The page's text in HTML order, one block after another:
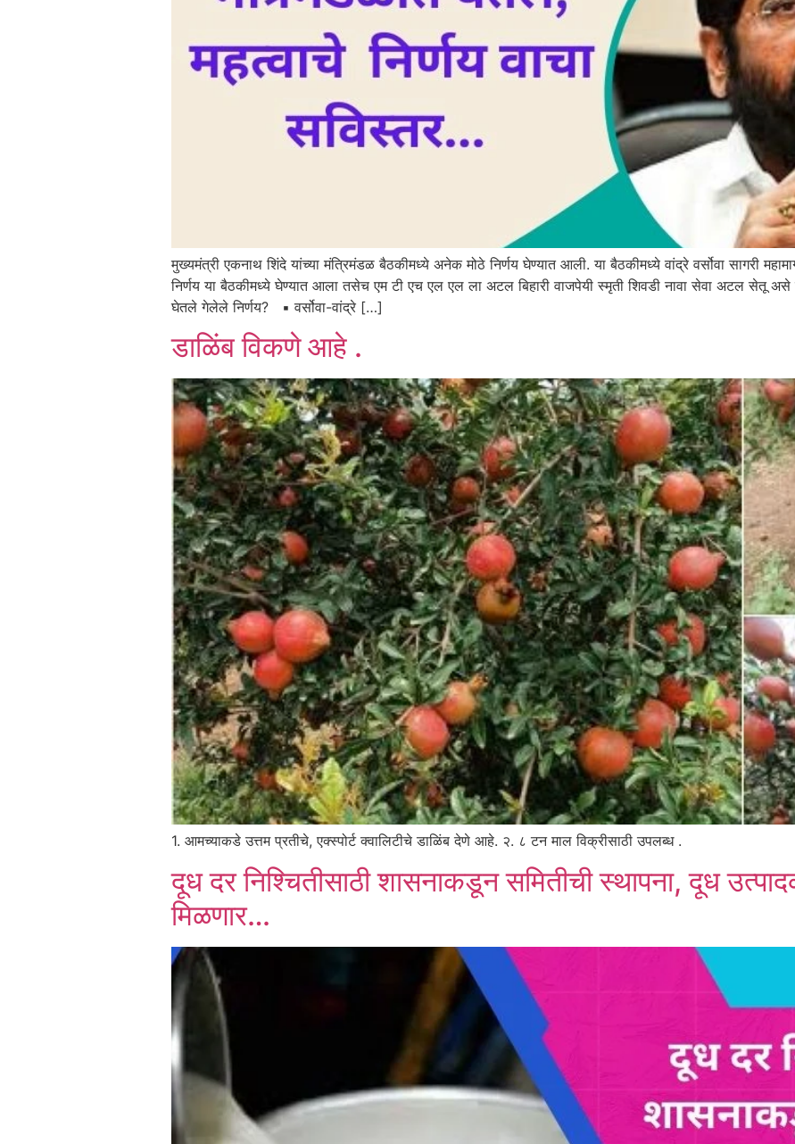
मुख्यमंत्री एकनाथ शिंदे यांच्या मंत्रिमंडळ बैठकीमध्ये अनेक मोठे निर्णय घेण्यात आली. या बैठकीमध्ये वांद्रे वर्सोवा सागरी
निर्णय या बैठकीमध्ये घेण्यात आला तसेच एम टी एच एल एल ला अटल बिहारी वाजपेयी स्मृती शिवडी नावा सेवा अटल सेतू
घेतले गेलेले निर्णय? ▪️ वर्सोवा-वांद्रे […]
डाळिंब विकणे आहे .
1. आमच्याकडे उत्तम प्रतीचे, एक्स्पोर्ट क्वालिटीचे डाळिंब देणे आहे. २. ८ टन माल विक्रीसाठी उपलब्ध .
दूध दर निश्चितीसाठी शासनाकडून समितीची स्थापना, दूध
मिळणार…